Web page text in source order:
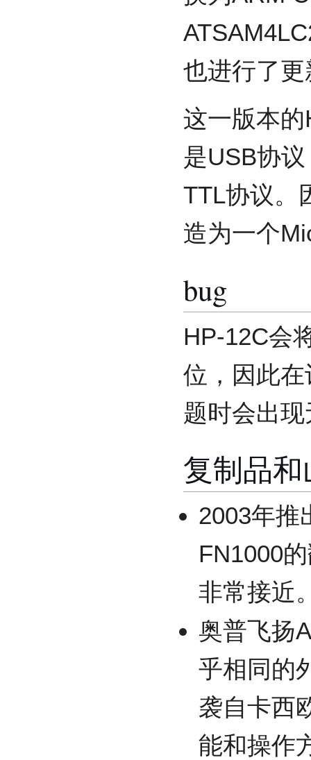
也进行了更
这一版本
是USB协
TTL协议。
造为一个
bug
HP-12C会
位，因此
题时会出
复制品
2003年推
FN1000
非常接近
奥普飞扬
乎相同的
袭自卡西
能和操作